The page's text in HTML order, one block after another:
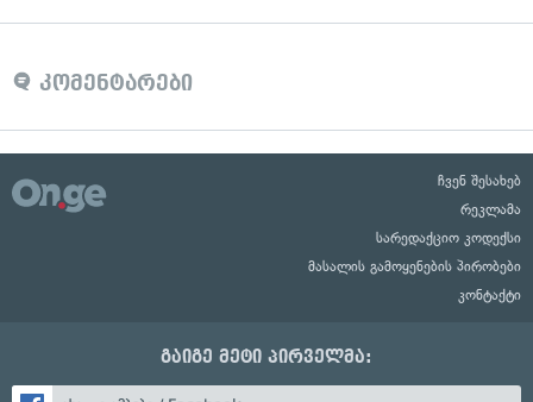
კომენტარები
ჩვენ შესახებ
რეკლამა
სარედაქციო კოდექსი
მასალის გამოყენების პირობები
კონტაქტი
გაიგე მეტი პირველმა: